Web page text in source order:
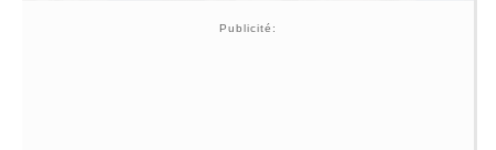
Publicité: